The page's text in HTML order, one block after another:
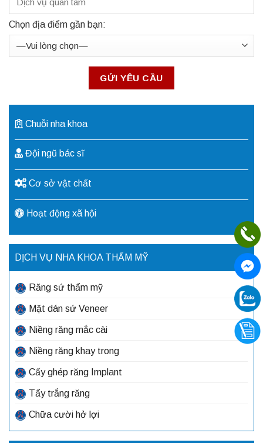
Chọn địa điểm gần bạn:
Chuỗi nha khoa
Đội ngũ bác sĩ
Cơ sở vật chất
Hoạt động xã hội
DỊCH VỤ NHA KHOA THẨM MỸ
Răng sứ thẩm mỹ
Mặt dán sứ Veneer
Niềng răng mắc cài
Niềng răng khay trong
Cấy ghép răng Implant
Tẩy trắng răng
Chữa cười hở lợi